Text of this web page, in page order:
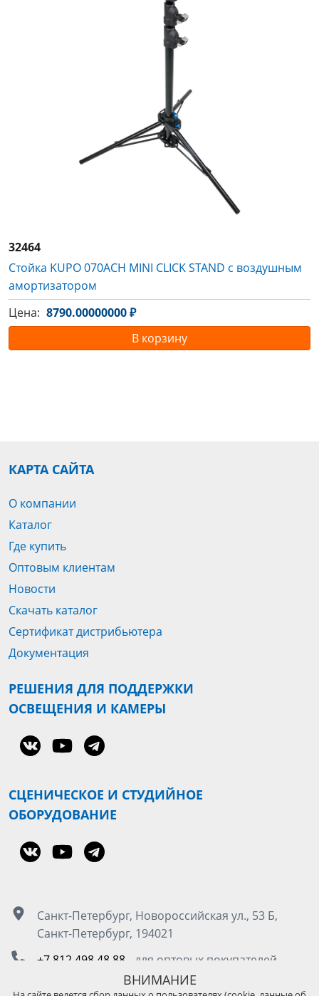
32464
Стойка KUPO 070ACH MINI CLICK STAND с воздушным
амортизатором
Цена: 8790.00000000 ₽
В корзину
КАРТА САЙТА
О компании
Каталог
Где купить
Оптовым клиентам
Новости
Скачать каталог
Сертификат дистрибьютера
Документация
РЕШЕНИЯ ДЛЯ ПОДДЕРЖКИ
ОСВЕЩЕНИЯ И КАМЕРЫ
СЦЕНИЧЕСКОЕ И СТУДИЙНОЕ
ОБОРУДОВАНИЕ
Санкт-Петербург, Новороссийская ул., 53 Б,
Санкт-Петербург, 194021
+7 812 498 48 88 - для оптовых покупателей
- для розничных покупателей
ВНИМАНИЕ